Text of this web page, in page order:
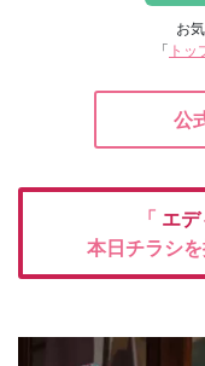
お
「 トッ
公
「 エ
本日チラシ